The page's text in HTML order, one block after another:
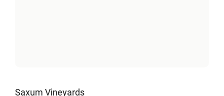
Saxum Vineyards